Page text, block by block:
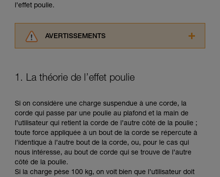
l’effet poulie.
AVERTISSEMENTS
consulter. Vous devez avoir compris les
informations de la notice technique pour
d’informations.
Maîtriser ces techniques nécessite une
formation et un entraînement spécifique. Validez
avec un professionnel votre capacité à refaire
la manipulation, seul, en toute sécurité, avant
de la reproduire en autonomie.
Nous donnons des exemples de techniques
liées à votre activité. Il peut en exister d’autres
1. La théorie de l’effet poulie
Si on considère une charge suspendue à une corde, la
corde qui passe par une poulie au plafond et la main de
l’utilisateur qui retient la corde de l’autre côté de la poulie ;
toute force appliquée à un bout de la corde se répercute à
l’identique à l’autre bout de la corde, ou, pour le cas qui
nous intéresse, au bout de corde qui se trouve de l’autre
côté de la poulie.
Si la charge pèse 100 kg, on voit bien que l’utilisateur doit